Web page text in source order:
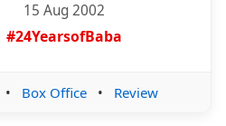
15 Aug 2002
#24YearsofBaba
• Box Office • Review